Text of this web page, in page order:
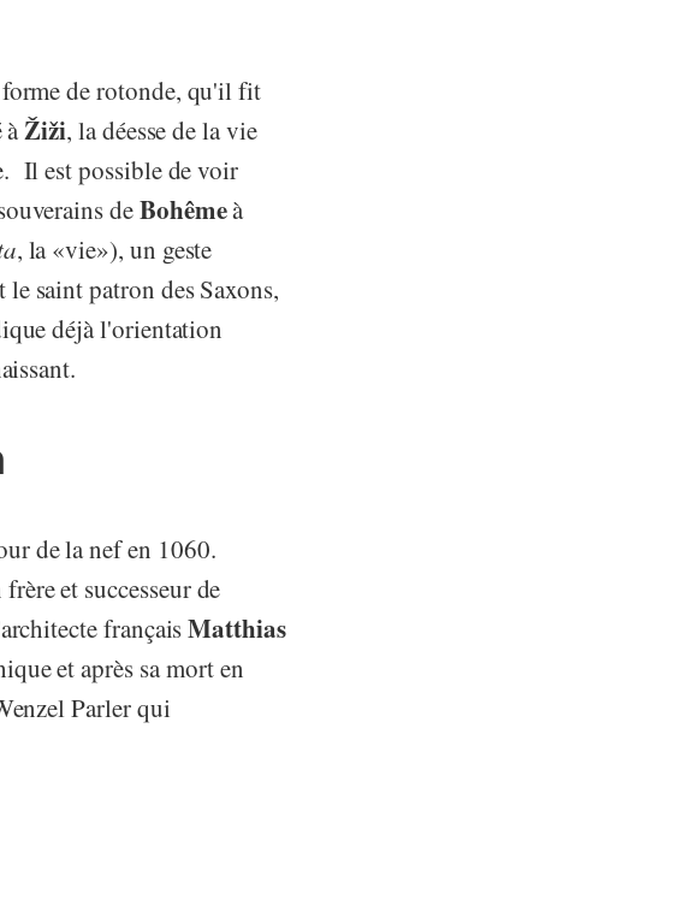
forme de rotonde, qu'il fit
àŽiži, la déesse de la vie
Il est possible de voir
deBohêmeà
, la «vie»), un geste
le saint patron des Saxons,
déjà l'orientation
de la nef en 1060.
et successeur de
françaisMatthias
et après sa mort en
Parler qui